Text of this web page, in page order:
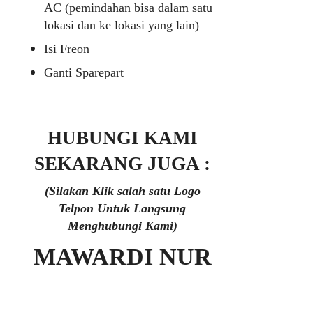
AC (pemindahan bisa dalam satu
lokasi dan ke lokasi yang lain)
Isi Freon
Ganti Sparepart
HUBUNGI KAMI
SEKARANG JUGA :
(Silakan Klik salah satu Logo
Telpon Untuk Langsung
Menghubungi Kami)
MAWARDI NUR